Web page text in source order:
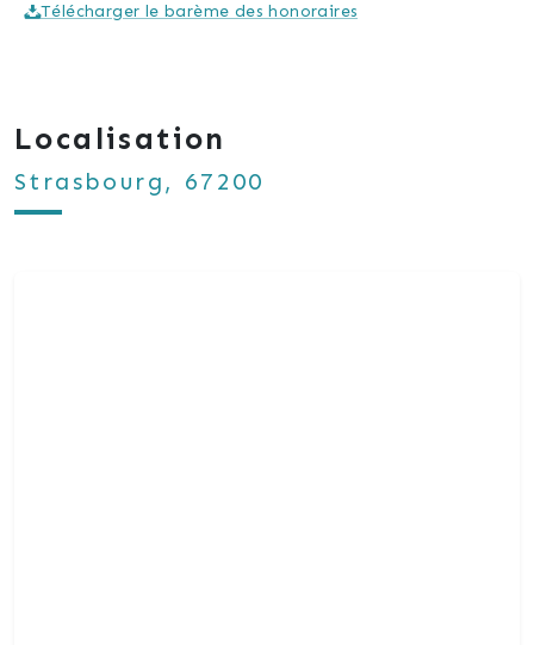
Télécharger le barème des honoraires
Localisation
Strasbourg, 67200